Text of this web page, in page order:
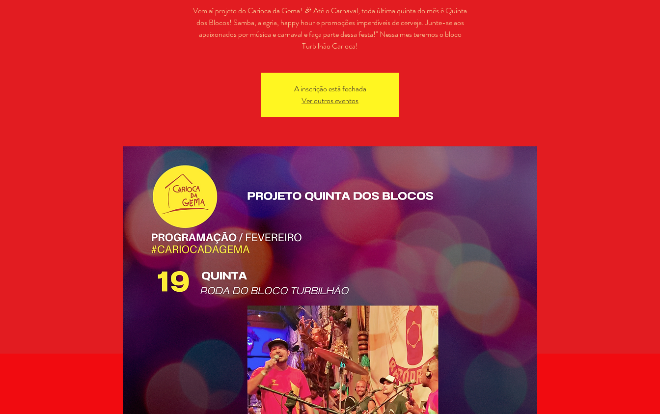
Vem aí projeto do Carioca da Gema! 🎉 Até o Carnaval, toda última quinta do mês é Quinta
dos Blocos! Samba, alegria, happy hour e promoções imperdíveis de cerveja. Junte-se aos
apaixonados por música e carnaval e faça parte dessa festa!" Nessa mes teremos o bloco
Turbilhão Carioca!
A inscrição está fechada
Ver outros eventos